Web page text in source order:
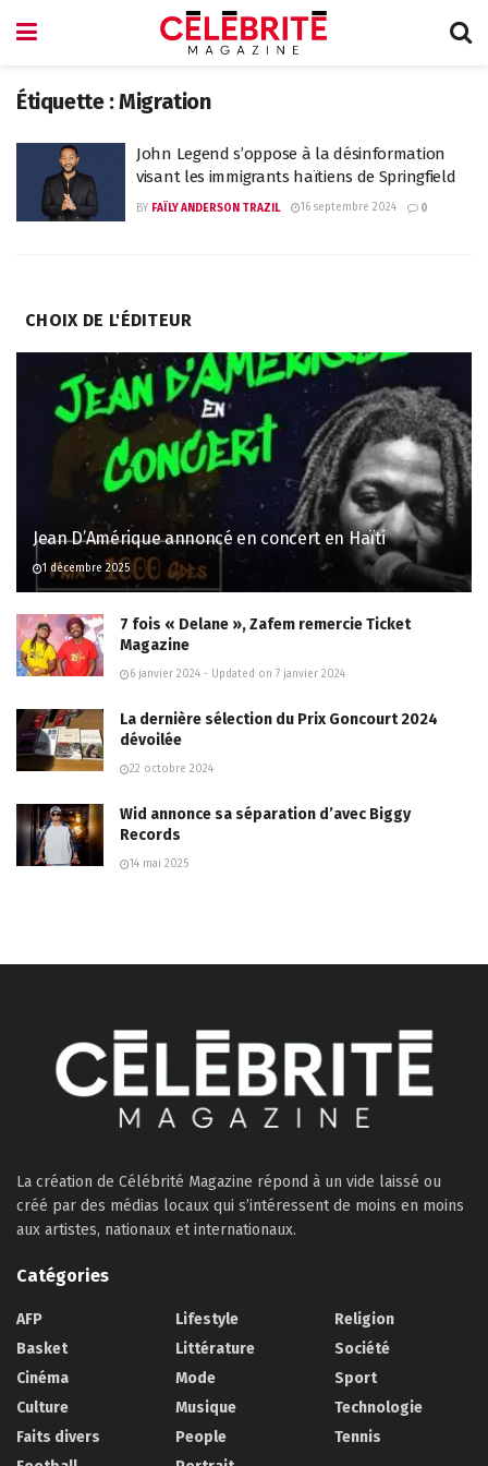
Étiquette :Migration
John Legend s’oppose à la désinformation
visant les immigrants haïtiens de Springfield
BY FAÏLY ANDERSON TRAZIL 16 septembre 2024 0
CHOIX DE L'ÉDITEUR
Jean D’Amérique annoncé en concert en Haïti
1 décembre 2025
7 fois « Delane », Zafem remercie Ticket
Magazine
6 janvier 2024 - Updated on 7 janvier 2024
La dernière sélection du Prix Goncourt 2024
dévoilée
22 octobre 2024
Wid annonce sa séparation d’avec Biggy
Records
14 mai 2025
La création de Célébrité Magazine répond à un vide laissé ou
créé par des médias locaux qui s’intéressent de moins en moins
aux artistes, nationaux et internationaux.
Catégories
AFP
Basket
Cinéma
Culture
Faits divers
Lifestyle
Littérature
Mode
Musique
People
Religion
Société
Sport
Technologie
Tennis